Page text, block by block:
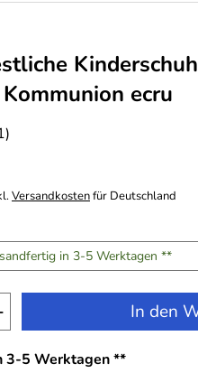
ecru
Versandkostenfür Deutschland
in 3-5 Werktagen **
In den
3-5 Werktagen **